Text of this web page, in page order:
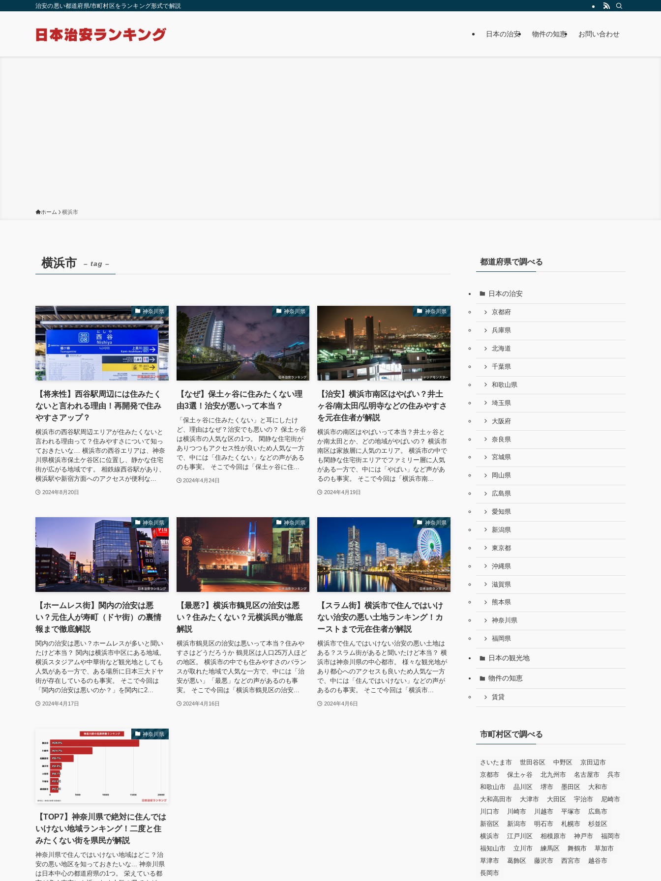
治安の悪い都道府県/市町村区をランキング形式で解説
日本の治安 物件の知恵 お問い合わせ
ホーム 横浜市
横浜市 – tag –
神奈川県
【将来性】西谷駅周辺には住みたく
ないと言われる理由！再開発で住み
やすさアップ？
横浜市の西谷駅周辺エリアが住みたくないと
言われる理由って？住みやすさについて知っ
ておきたいな… 横浜市の西谷エリアは、神奈
川県横浜市保土ケ谷区に位置し、静かな住宅
街が広がる地域です。 相鉄線西谷駅があり、
横浜駅や新宿方面へのアクセスが便利な...
2024年8月20日
神奈川県
【なぜ】保土ヶ谷に住みたくない理
由3選！治安が悪いって本当？
「保土ヶ谷に住みたくない」と耳にしたけ
ど、理由はなぜ？治安でも悪いの？ 保土ヶ谷
は横浜市の人気な区の1つ。 閑静な住宅街が
ありつつもアクセス性が良いため人気な一方
で、中には「住みたくない」などの声がある
のも事実。 そこで今回は「保土ヶ谷に住...
2024年4月24日
神奈川県
【治安】横浜市南区はやばい？井土
ヶ谷/南太田/弘明寺などの住みやすさ
を元在住者が解説
横浜市の南区はやばいって本当？井土ヶ谷と
か南太田とか、どの地域がやばいの？ 横浜市
南区は家族層に人気のエリア。 横浜市の中で
も閑静な住宅街エリアでファミリー層に人気
がある一方で、中には「やばい」など声があ
るのも事実。 そこで今回は「横浜市南...
2024年4月19日
神奈川県
【ホームレス街】関内の治安は悪
い？元住人が寿町（ドヤ街）の裏情
報まで徹底解説
関内の治安は悪い？ホームレスが多いと聞い
たけど本当？ 関内は横浜市中区にある地域。
横浜スタジアムや中華街など観光地としても
人気がある一方で、ある場所に日本三大ドヤ
街が存在しているのも事実。 そこで今回は
「関内の治安は悪いのか？」を関内に2...
2024年4月17日
神奈川県
【最悪?】横浜市鶴見区の治安は悪
い？住みたくない？元横浜民が徹底
解説
横浜市鶴見区の治安は悪いって本当？住みや
すさはどうだろうか 鶴見区は人口25万人ほど
の地区。 横浜市の中でも住みやすさのバラン
スが取れた地域で人気な一方で、中には「治
安が悪い」「最悪」などの声があるのも事
実。 そこで今回は「横浜市鶴見区の治安...
2024年4月16日
神奈川県
【スラム街】横浜市で住んではいけ
ない治安の悪い土地ランキング！カ
ーストまで元在住者が解説
横浜市で住んではいけない治安の悪い土地は
ある？スラム街があると聞いたけど本当？ 横
浜市は神奈川県の中心都市。 様々な観光地が
あり都心へのアクセスも良いため人気な一方
で、中には「住んではいけない」などの声が
あるのも事実。 そこで今回は「横浜市...
2024年4月6日
神奈川県
【TOP7】神奈川県で絶対に住んでは
いけない地域ランキング！二度と住
みたくない街を県民が解説
神奈川県で住んではいけない地域はどこ？治
安の悪い地区を知っておきたいな... 神奈川県
は日本中心の都道府県の1つ。 栄えている都
都道府県で調べる
日本の治安
京都府
兵庫県
北海道
千葉県
和歌山県
埼玉県
大阪府
奈良県
宮城県
岡山県
広島県
愛知県
新潟県
東京都
沖縄県
滋賀県
熊本県
神奈川県
福岡県
日本の観光地
物件の知恵
賃貸
市町村区で調べる
さいたま市 世田谷区 中野区
京田辺市
京都市
保土ヶ谷 北九州市 名古屋市
呉市
和歌山市
品川区 堺市 墨田区
大和市
大和高田市
大津市 大田区 宇治市
尼崎市
川口市
川崎市 川越市 平塚市
広島市
新宿区
新潟市 明石市 札幌市
杉並区
横浜市
江戸川区 相模原市 神戸市
福岡市
福知山市
立川市 練馬区 舞鶴市
草加市
草津市
葛飾区 藤沢市 西宮市
越谷市
長岡市